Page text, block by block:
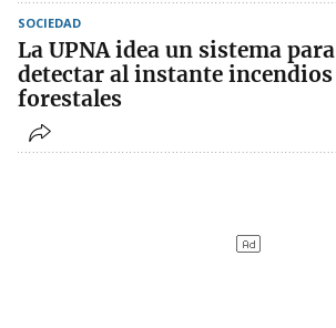
SOCIEDAD
La UPNA idea un sistema para
detectar al instante incendios
forestales